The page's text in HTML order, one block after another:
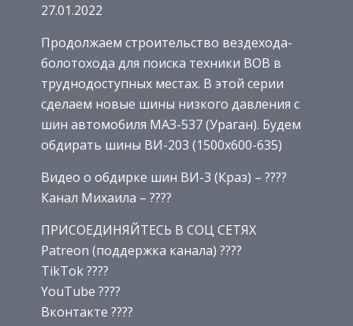
27.01.2022
Продолжаем строительство вездехода-
болотохода для поиска техники ВОВ в
труднодоступных местах. В этой серии
сделаем новые шины низкого давления с
шин автомобиля МАЗ-537 (Ураган). Будем
обдирать шины ВИ-203 (1500х600-635)
Видео о обдирке шин ВИ-3 (Краз) – ????
Канал Михаила – ????
ПРИСОЕДИНЯЙТЕСЬ В СОЦ СЕТЯХ
Patreon (поддержка канала) ????
TikTok ????
YouTube ????
Вконтакте ????